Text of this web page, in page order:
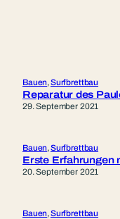
Bauen, Surfbrettbau
Reparatur des
29. September 2021
Bauen, Surfbrettbau
Erste Erfahrungen
20. September 2021
Bauen, Surfbrettbau